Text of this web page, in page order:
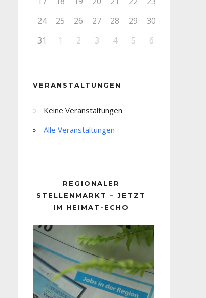
24
25 26 27 28 29
30
31
1 2 3 4 5 6
VERANSTALTUNGEN
Keine Veranstaltungen
Alle Veranstaltungen
REGIONALER
STELLENMARKT – JETZT
IM HEIMAT-ECHO
Player